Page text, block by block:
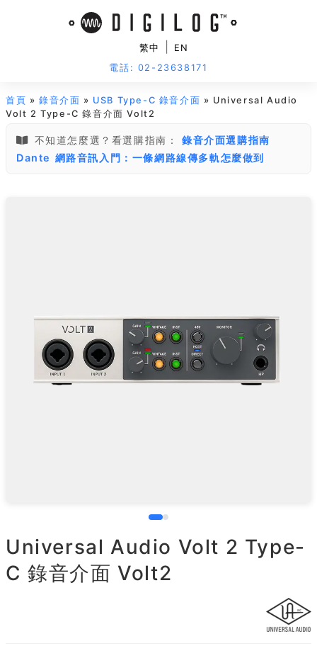
繁中
EN
電話: 02-23638171
首頁 »錄音介面 » USB Type-C 錄音介面 » Universal Audio
Volt 2 Type-C 錄音介面 Volt2
不知道怎麼選？看選購指南：
錄音介面選購指南
Dante 網路音訊入門：一條網路線傳多軌怎麼做到
Universal Audio Volt 2 Type-
C 錄音介面 Volt2